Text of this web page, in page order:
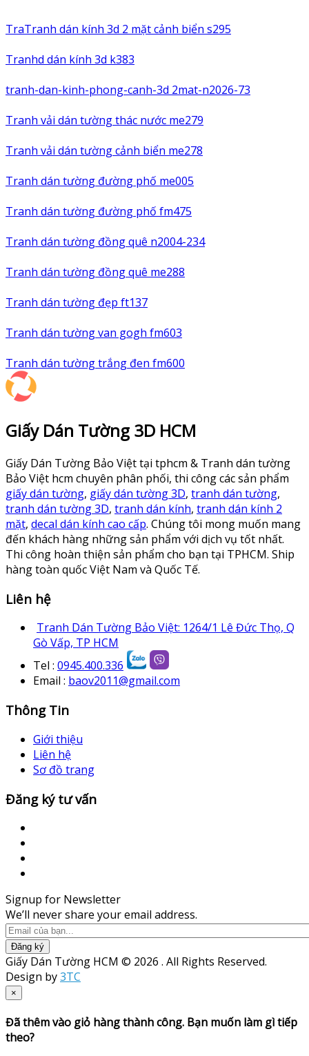
TraTranh dán kính 3d 2 mặt cảnh biển s295
Tranhd dán kính 3d k383
tranh-dan-kinh-phong-canh-3d 2mat-n2026-73
Tranh vải dán tường thác nước me279
Tranh vải dán tường cảnh biển me278
Tranh dán tường đường phố me005
Tranh dán tường đường phố fm475
Tranh dán tường đồng quê n2004-234
Tranh dán tường đồng quê me288
Tranh dán tường đẹp ft137
Tranh dán tường van gogh fm603
Tranh dán tường trắng đen fm600
Giấy Dán Tường 3D HCM
Giấy Dán Tường Bảo Việt tại tphcm & Tranh dán tường
Bảo Việt hcm chuyên phân phối, thi công các sản phẩm
giấy dán tường, giấy dán tường 3D, tranh dán tường,
tranh dán tường 3D, tranh dán kính, tranh dán kính 2
mặt, decal dán kính cao cấp. Chúng tôi mong muốn mang
đến khách hàng những sản phẩm với dịch vụ tốt nhất.
Thi công hoàn thiện sản phẩm cho bạn tại TPHCM. Ship
hàng toàn quốc Việt Nam và Quốc Tế.
Liên hệ
Tranh Dán Tường Bảo Việt: 1264/1 Lê Đức Thọ, Q
Gò Vấp, TP HCM
Tel : 0945.400.336
Email : baov2011@gmail.com
Thông Tin
Giới thiệu
Liên hệ
Sơ đồ trang
Đăng ký tư vấn
Signup for Newsletter
We’ll never share your email address.
Đăng ký
Giấy Dán Tường HCM © 2026 . All Rights Reserved.
Design by3TC
×
Đã thêm vào giỏ hàng thành công. Bạn muốn làm gì tiếp
theo?